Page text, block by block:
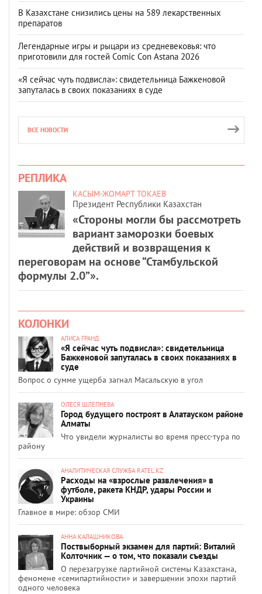
В Казахстане снизились цены на 589 лекарственных
препаратов
Легендарные игры и рыцари из средневековья: что
приготовили для гостей Comic Con Astana 2026
«Я сейчас чуть подвисла»: свидетельница Бажкеновой
запуталась в своих показаниях в суде
ВСЕ НОВОСТИ
РЕПЛИКА
КАСЫМ-ЖОМАРТ ТОКАЕВ
Президент Республики Казахстан
«Стороны могли бы рассмотреть
вариант заморозки боевых
действий и возвращения к
переговорам на основе “Стамбульской
формулы 2.0”».
КОЛОНКИ
АЛИСА ГРАНД
«Я сейчас чуть подвисла»: свидетельница
Бажкеновой запуталась в своих показаниях в
суде
Вопрос о сумме ущерба загнал Масальскую в угол
ОЛЕСЯ ШЛЕПНЕВА
Город будущего построят в Алатауском районе
Алматы
Что увидели журналисты во время пресс-тура по
району
АНАЛИТИЧЕСКАЯ СЛУЖБА RATEL.KZ
Расходы на «взрослые развлечения» в
футболе, ракета КНДР, удары России и
Украины
Главное в мире: обзор СМИ
АННА КАЛАШНИКОВА
Поствыборный экзамен для партий: Виталий
Колточник — о том, что показали съезды
О перезагрузке партийной системы Казахстана,
феномене «семипартийности» и завершении эпохи партий
одного человека